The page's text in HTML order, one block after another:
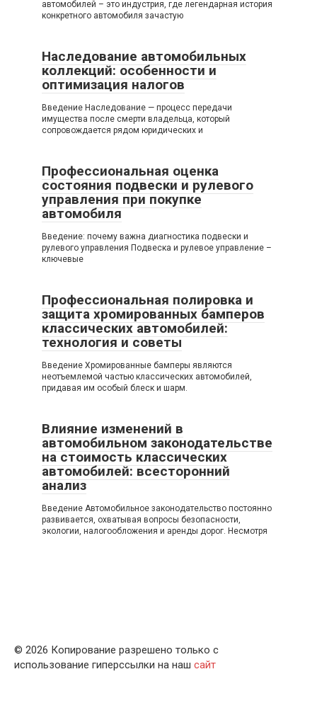
автомобилей – это индустрия, где легендарная история
конкретного автомобиля зачастую
Наследование автомобильных
коллекций: особенности и
оптимизация налогов
Введение Наследование — процесс передачи
имущества после смерти владельца, который
сопровождается рядом юридических и
Профессиональная оценка
состояния подвески и рулевого
управления при покупке
автомобиля
Введение: почему важна диагностика подвески и
рулевого управления Подвеска и рулевое управление –
ключевые
Профессиональная полировка и
защита хромированных бамперов
классических автомобилей:
технология и советы
Введение Хромированные бамперы являются
неотъемлемой частью классических автомобилей,
придавая им особый блеск и шарм.
Влияние изменений в
автомобильном законодательстве
на стоимость классических
автомобилей: всесторонний
анализ
Введение Автомобильное законодательство постоянно
развивается, охватывая вопросы безопасности,
экологии, налогообложения и аренды дорог. Несмотря
© 2026 Копирование разрешено только с
использование гиперссылки на наш сайт